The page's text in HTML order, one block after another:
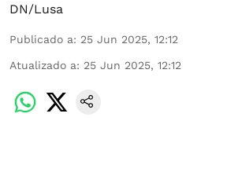
DN/Lusa
Publicado a: 25 Jun 2025, 12:12
Atualizado a: 25 Jun 2025, 12:12